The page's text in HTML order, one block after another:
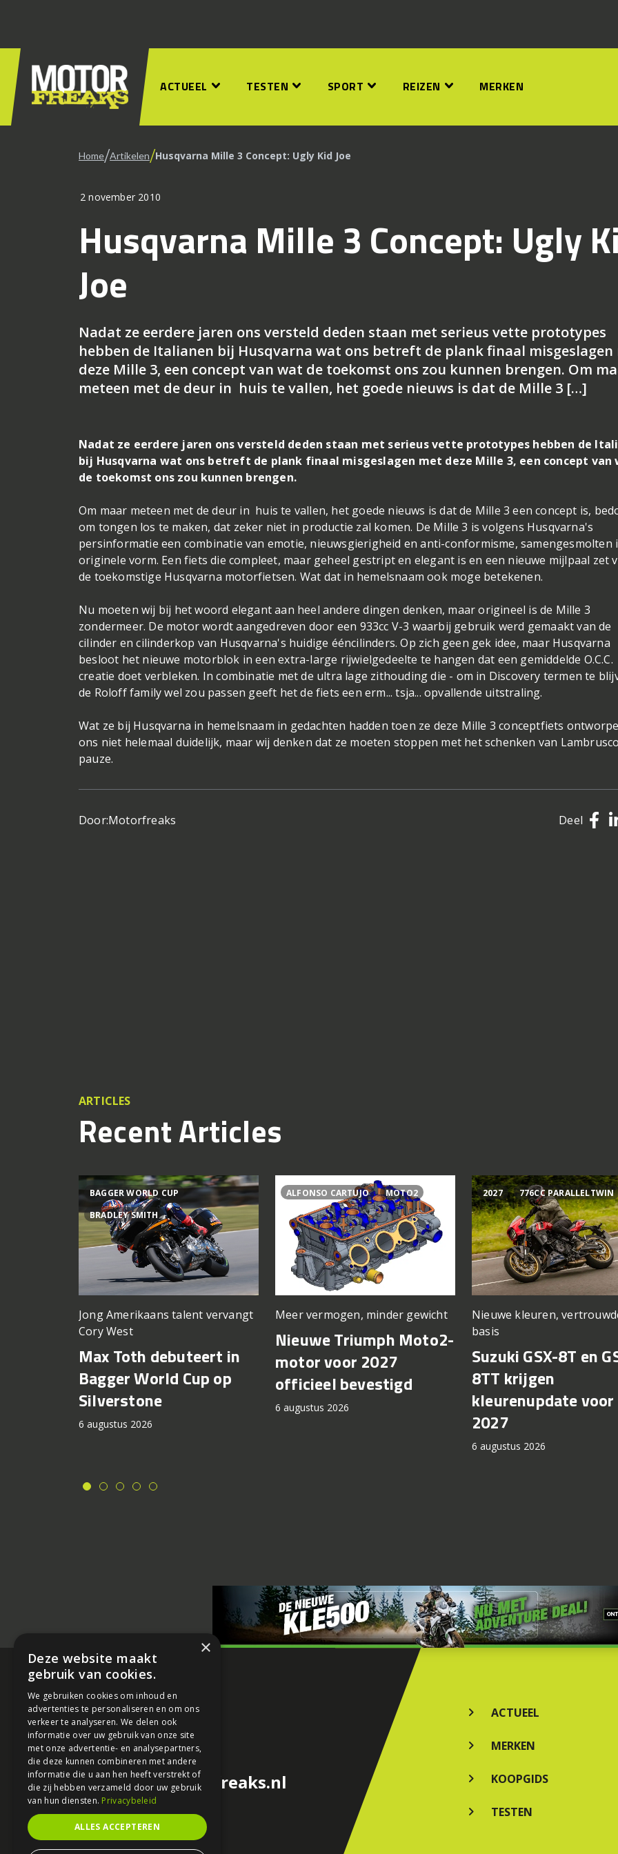
ACTUEEL TESTEN SPORT REIZEN MERKEN
Home/Artikelen/Husqvarna Mille 3 Concept: Ugly Kid Joe
2 november 2010
Husqvarna Mille 3 Concept: Ugly
Joe
Nadat ze eerdere jaren ons versteld deden staan met serieus vette prototypes
hebben de Italianen bij Husqvarna wat ons betreft de plank finaal misgeslagen
deze Mille 3, een concept van wat de toekomst ons zou kunnen brengen. Om
meteen met de deur in huis te vallen, het goede nieuws is dat de Mille 3 […]
Nadat ze eerdere jaren ons versteld deden staan met serieus vette prototypes hebben de
bij Husqvarna wat ons betreft de plank finaal misgeslagen met deze Mille 3, een concept van
de toekomst ons zou kunnen brengen.
Om maar meteen met de deur in huis te vallen, het goede nieuws is dat de Mille 3 een concept is,
om tongen los te maken, dat zeker niet in productie zal komen. De Mille 3 is volgens Husqvarna's
persinformatie een combinatie van emotie, nieuwsgierigheid en anti-conformisme, samengesmolten
originele vorm. Een fiets die compleet, maar geheel gestript en elegant is en een nieuwe mijlpaal zet
de toekomstige Husqvarna motorfietsen. Wat dat in hemelsnaam ook moge betekenen.
Nu moeten wij bij het woord elegant aan heel andere dingen denken, maar origineel is de Mille 3
zondermeer. De motor wordt aangedreven door een 933cc V-3 waarbij gebruik werd gemaakt van de
cilinder en cilinderkop van Husqvarna's huidige ééncilinders. Op zich geen gek idee, maar Husqvarna
besloot het nieuwe motorblok in een extra-large rijwielgedeelte te hangen dat een gemiddelde O.C.C.
creatie doet verbleken. In combinatie met de ultra lage zithouding die - om in Discovery termen te
de Roloff family wel zou passen geeft het de fiets een erm... tsja... opvallende uitstraling.
Wat ze bij Husqvarna in hemelsnaam in gedachten hadden toen ze deze Mille 3 conceptfiets
ons niet helemaal duidelijk, maar wij denken dat ze moeten stoppen met het schenken van
pauze.
Door:Motorfreaks Deel
ARTICLES
Recent Articles
BAGGER WORLD CUP
BRADLEY SMITH
Jong Amerikaans talent vervangt
Cory West
Max Toth debuteert in
Bagger World Cup op
Silverstone
6 augustus 2026
ALFONSO CARTUJO MOTO2
Meer vermogen, minder gewicht
Nieuwe Triumph Moto2-
motor voor 2027
officieel bevestigd
6 augustus 2026
2027 776CC PARALLELTWIN
Nieuwe kleuren,
basis
Suzuki GSX-8T en
8TT krijgen
kleurenupdate voor
2027
6 augustus 2026
redactie@motorfreaks.nl
ACTUEEL
MERKEN
KOOPGIDS
TESTEN
×
Deze website maakt
gebruik van cookies.
We gebruiken cookies om inhoud en
advertenties te personaliseren en om ons
verkeer te analyseren. We delen ook
informatie over uw gebruik van onze site
met onze advertentie- en analysepartners,
die deze kunnen combineren met andere
informatie die u aan hen heeft verstrekt of
die zij hebben verzameld door uw gebruik
van hun diensten. Privacybeleid
ALLES ACCEPTEREN